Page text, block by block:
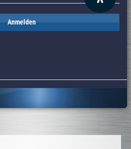
Anmelden